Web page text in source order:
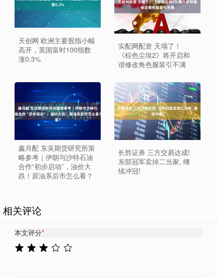
天创网 欧洲主要股指小幅
高开，英国富时100指数
涨0.3%
实配网配资 天塌了！
《棕色尘埃2》将开启和
谐修改角色服装引不满
鑫月配 东吴期货研究所策
略参考｜伊朗与沙特石油
合作“初步启动”，油价大
跌！原油系后市怎么看？
长胜证券 三方交易达成!
东部冠军卖掉二当家, 继
续冲冠!
相关评论
本文评分*